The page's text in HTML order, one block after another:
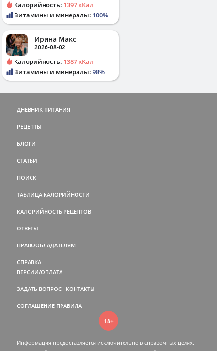
Калорийность: 1397 кКал
Витамины и минералы: 100%
Ирина Макс
2026-08-02
Калорийность: 1387 кКал
Витамины и минералы: 98%
ДНЕВНИК ПИТАНИЯ
РЕЦЕПТЫ
БЛОГИ
СТАТЬИ
ПОИСК
ТАБЛИЦА КАЛОРИЙНОСТИ
КАЛОРИЙНОСТЬ РЕЦЕПТОВ
ОТВЕТЫ
ПРАВООБЛАДАТЕЛЯМ
СПРАВКА
ВЕРСИИ/ОПЛАТА
ЗАДАТЬ ВОПРОС КОНТАКТЫ
СОГЛАШЕНИЕ ПРАВИЛА
18+
Информация предоставляется исключительно в справочных целях.